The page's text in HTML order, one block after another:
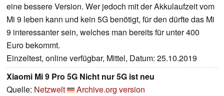
eine bessere Version. Wer jedoch mit der Akkulaufzeit vom
Mi 9 leben kann und kein 5G benötigt, für den dürfte das Mi
9 interessanter sein, welches man bereits für unter 400
Euro bekommt.
Einzeltest, online verfügbar, Mittel, Datum: 25.10.2019
Xiaomi Mi 9 Pro 5G Nicht nur 5G ist neu
Quelle: Netzwelt
Archive.org version